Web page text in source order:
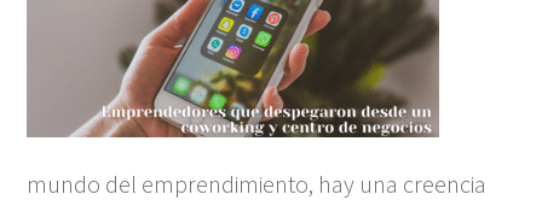
mundo del emprendimiento, hay una creencia